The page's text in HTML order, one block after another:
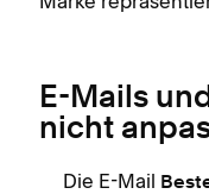
E-Mails
nicht
Die E-Mail